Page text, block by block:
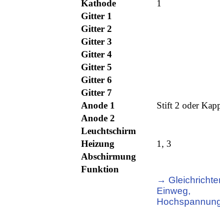
Kathode
1
Gitter 1
Gitter 2
Gitter 3
Gitter 4
Gitter 5
Gitter 6
Gitter 7
Anode 1
Stift 2 oder
Anode 2
Leuchtschirm
Heizung
1, 3
Abschirmung
Funktion
→
Einweg,